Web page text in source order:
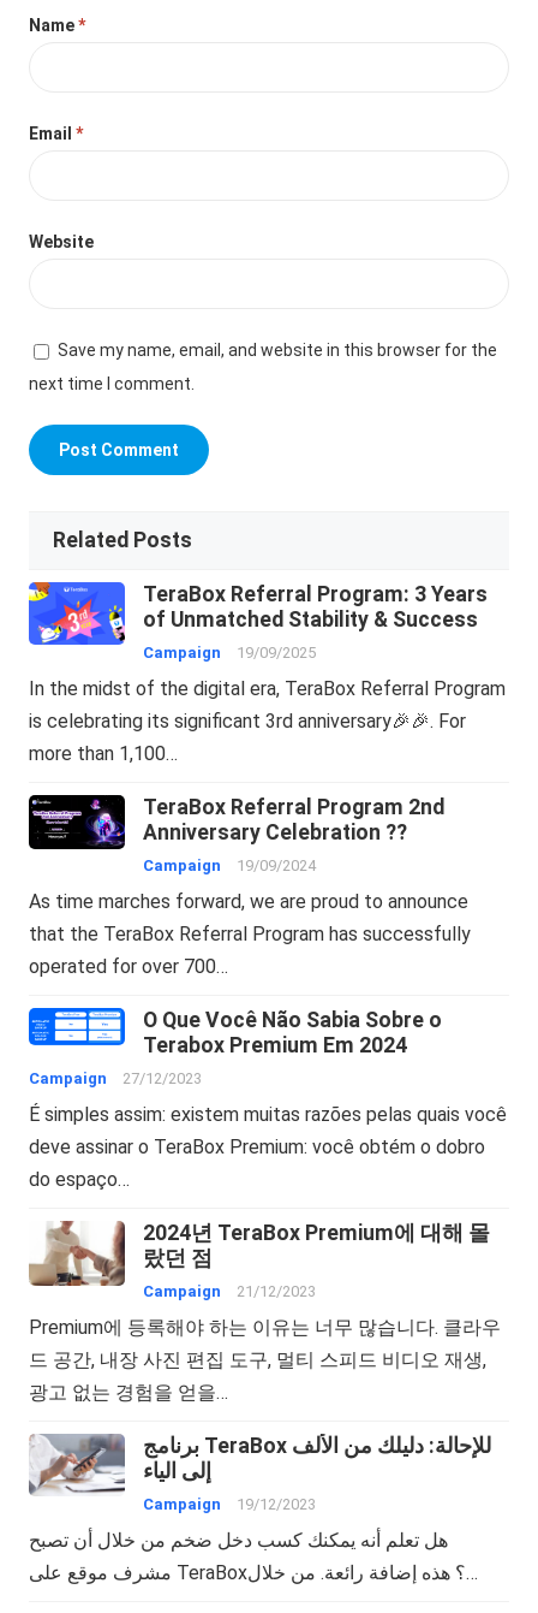
Name*
Email*
Website
Save my name, email, and website in this browser for the
next time I comment.
Related Posts
TeraBox Referral Program: 3 Years
of Unmatched Stability & Success
Campaign 19/09/2025
In the midst of the digital era, TeraBox Referral Program
is celebrating its significant 3rd anniversary🎉🎉. For
more than 1,100…
TeraBox Referral Program 2nd
Anniversary Celebration ??
Campaign 19/09/2024
As time marches forward, we are proud to announce
that the TeraBox Referral Program has successfully
operated for over 700…
O Que Você Não Sabia Sobre o
Terabox Premium Em 2024
Campaign 27/12/2023
É simples assim: existem muitas razões pelas quais você
deve assinar o TeraBox Premium: você obtém o dobro
do espaço…
2024년 TeraBox Premium에 대해 몰
랐던 점
Campaign 21/12/2023
Premium에 등록해야 하는 이유는 너무 많습니다. 클라우
드 공간, 내장 사진 편집 도구, 멀티 스피드 비디오 재생,
광고 없는 경험을 얻을…
برنامج TeraBox للإحالة: دليلك من الألف
إلى الياء
Campaign 19/12/2023
هل تعلم أنه يمكنك كسب دخل ضخم من خلال أن تصبح
مشرف موقع على TeraBox؟ هذه إضافة رائعة. من خلال…